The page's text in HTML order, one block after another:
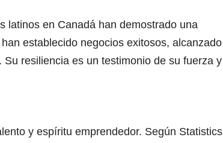
latinos en Canadá han demostrado una
establecido negocios exitosos, alcanzado
resiliencia es un testimonio de su fuerza y
y espíritu emprendedor. Según Statistics